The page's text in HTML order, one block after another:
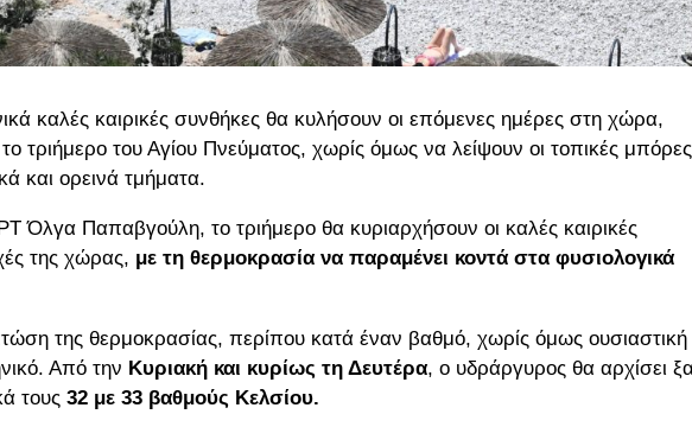
καλές καιρικές συνθήκες θα κυλήσουν οι επόμενες ημέρες στη χώρα,
τριήμερο του Αγίου Πνεύματος, χωρίς όμως να λείψουν οι τοπικές μπόρες
και ορεινά τμήματα.
Όλγα Παπαβγούλη, το τριήμερο θα κυριαρχήσουν οι καλές καιρικές
της χώρας, με τη θερμοκρασία να παραμένει κοντά στα φυσιολογικά
της θερμοκρασίας, περίπου κατά έναν βαθμό, χωρίς όμως ουσιαστική
Από την Κυριακή και κυρίως τη Δευτέρα, ο υδράργυρος θα αρχίσει
τους 32 με 33 βαθμούς Κελσίου.